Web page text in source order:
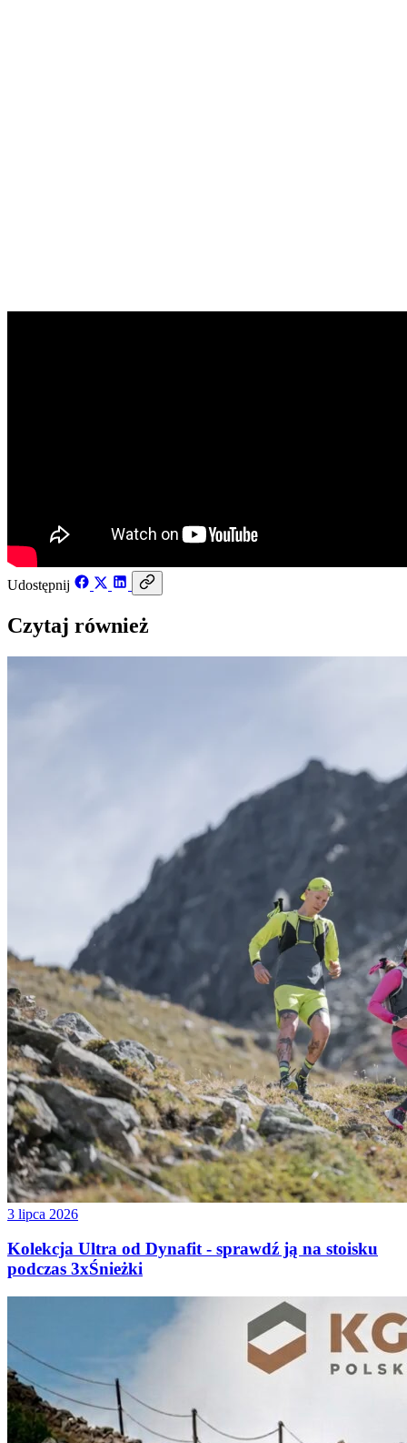
Udostępnij
Czytaj również
3 lipca 2026
Kolekcja Ultra od Dynafit - sprawdź ją na stoisku
podczas 3xŚnieżki